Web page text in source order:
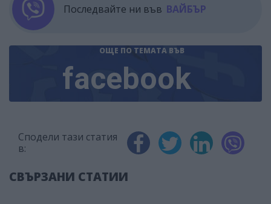
Последвайте ни във ВАЙБЪР
ОЩЕ ПО ТЕМАТА ВЪВ
facebook
Сподели тази статия
в:
СВЪРЗАНИ СТАТИИ